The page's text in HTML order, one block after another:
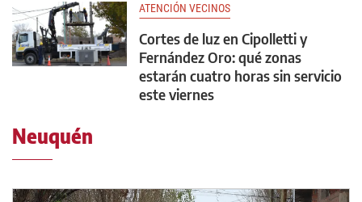
ATENCIÓN VECINOS
Cortes de luz en Cipolletti y
Fernández Oro: qué zonas
estarán cuatro horas sin servicio
este viernes
Neuquén